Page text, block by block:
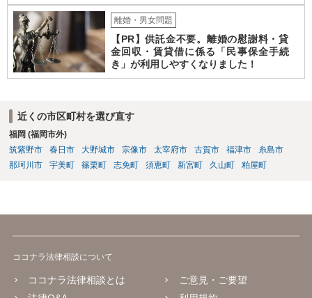
離婚・男女問題
【PR】供託金不要。離婚の慰謝料・貸
金回収・賃貸借に係る「民事保全手続
き」が利用しやすくなりました！
近くの市区町村を選び直す
福岡 (福岡市外)
筑紫野市
春日市 大野城市 宗像市 太宰府市 古賀市 福津市
糸島市
那珂川市
宇美町 篠栗町 志免町 須恵町 新宮町 久山町 粕屋町
ココナラ法律相談について
ココナラ法律相談とは
ご意見・ご要望